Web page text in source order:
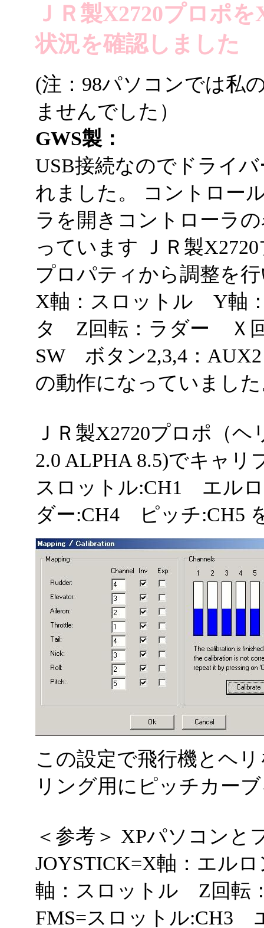
ＪＲ製X2720プロポ
状況を確認しました
(注：98パソコンでは私
ませんでした）
GWS製：
USB接続なのでドライ
れました。 コントロー
ラを開きコントローラ
っています ＪＲ製
プロパティから調整を
X軸：スロットル Y軸
タ Z回転：ラダー Ｘ
SW ボタン2,3,4：AUX2
の動作になっていまし
ＪＲ製X2720プロポ（
2.0 ALPHA 8.5)でキャ
スロットル:CH1 エル
ダー:CH4 ピッチ:CH5
この設定で飛行機とヘ
リング用にピッチカー
＜参考＞ XPパソコン
JOYSTICK=X軸：エル
軸：スロットル Z回
FMS=スロットル:CH3